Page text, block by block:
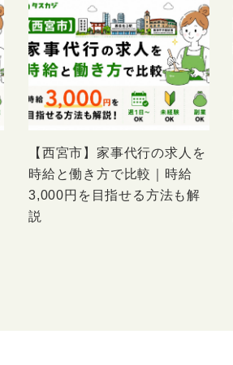
【西宮市】家事代行の求人を
時給と働き方で比較｜時給
3,000円を目指せる方法も解
説